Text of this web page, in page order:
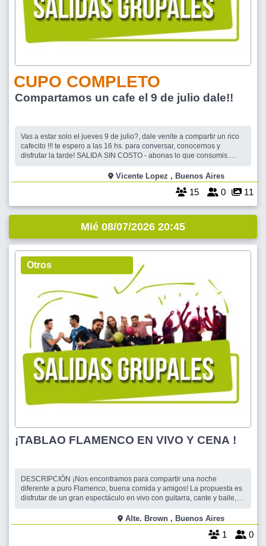
CUPO COMPLETO
Compartamos un cafe el 9 de julio dale!!
Vas a estar solo el jueves 9 de julio?, dale venite a compartir un rico
cafecito !!! te espero a las 16 hs. para conversar, conocernos y
disfrutar la tarde! SALIDA SIN COSTO - abonas lo que consumis.
ramal Mitre y el tren de la costa
Vicente Lopez , Buenos Aires
15 0 11
Mié 08/07/2026 20:45
Otros
¡TABLAO FLAMENCO EN VIVO Y CENA !
DESCRIPCIÓN ¡Nos encontramos para compartir una noche
diferente a puro Flamenco, buena comida y amigos! La propuesta es
disfrutar de un gran espectáculo en vivo con guitarra, cante y baile,
solo o sola, no te preocupes: la idea de estas salidas es integrarnos
en la mesa, charla
Alte. Brown , Buenos Aires
1 0